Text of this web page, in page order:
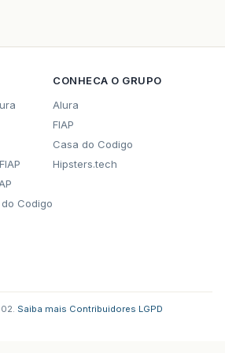
Codigo
CONHECA O GRUPO
Alura
FIAP
Casa do Codigo
Hipsters.tech
Saiba mais Contribuidores LGPD